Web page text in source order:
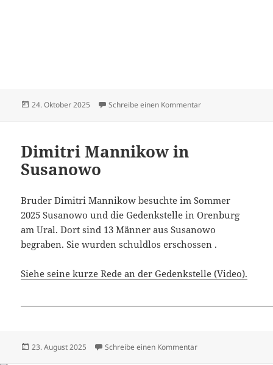
Veröffentlicht
24. Oktober 2025 Schreibe einen Kommentarzu Hildebrandt
Dimitri Mannikow in
Susanowo
Bruder Dimitri Mannikow besuchte im Sommer
2025 Susanowo und die Gedenkstelle in Orenburg
am Ural. Dort sind 13 Männer aus Susanowo
begraben. Sie wurden schuldlos erschossen .
Siehe seine kurze Rede an der Gedenkstelle (Video).
Veröffentlicht
23. August 2025 Schreibe einen Kommentarzu Dimitri Mannikow